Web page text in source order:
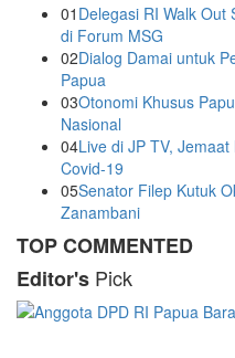
01 Delegasi RI Walk Out
di Forum MSG
02Dialog Damai untuk
Papua
03Otonomi Khusus
Nasional
04Live di JP TV,
Covid-19
05Senator Filep Kutuk
Zanambani
TOP COMMENTED
Editor's Pick